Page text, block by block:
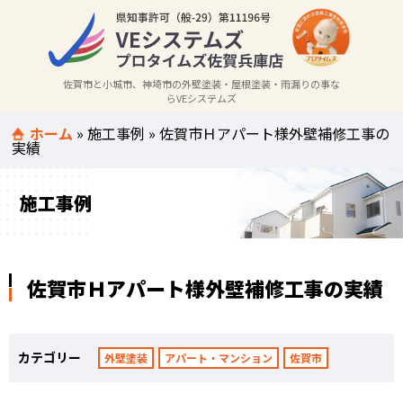
佐賀市と小城市、神埼市の外壁塗装・屋根塗装・雨漏りの事な
らVEシステムズ
ホーム »施工事例 »佐賀市Ｈアパート様外壁補修工事の
実績
施工事例
佐賀市Ｈアパート様外壁補修工事の実績
カテゴリー 外壁塗装 アパート・マンション 佐賀市